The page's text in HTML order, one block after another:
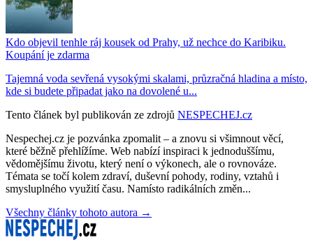
Kdo objevil tenhle ráj kousek od Prahy, už nechce do Karibiku.
Koupání je zdarma
Tajemná voda sevřená vysokými skalami, průzračná hladina a místo,
kde si budete připadat jako na dovolené u...
Tento článek byl publikován ze zdrojů NESPECHEJ.cz
Nespechej.cz je pozvánka zpomalit – a znovu si všimnout věcí,
které běžně přehlížíme. Web nabízí inspiraci k jednoduššímu,
vědomějšímu životu, který není o výkonech, ale o rovnováze.
Témata se točí kolem zdraví, duševní pohody, rodiny, vztahů i
smysluplného využití času. Namísto radikálních změn...
Všechny články tohoto autora →